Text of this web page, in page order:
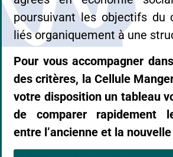
poursuivant les objectifs du
liés organiquement à une
Pour vous accompagner
des critères, la Cellule
votre disposition un tableau
de comparer rapidement
entre l’ancienne et la